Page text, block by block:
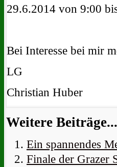
29.6.2014 von 9:00
Bei Interesse bei mir
LG
Christian Huber
Weitere Beiträge...
Ein spannendes
Finale der Grazer